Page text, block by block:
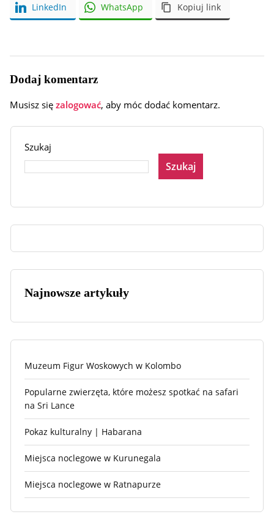
LinkedIn WhatsApp Kopiuj link
Dodaj komentarz
Musisz się zalogować, aby móc dodać komentarz.
Szukaj
Szukaj
Najnowsze artykuły
Muzeum Figur Woskowych w Kolombo
Popularne zwierzęta, które możesz spotkać na safari
na Sri Lance
Pokaz kulturalny | Habarana
Miejsca noclegowe w Kurunegala
Miejsca noclegowe w Ratnapurze